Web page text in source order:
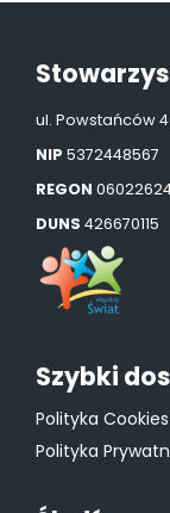
ul. Powstańców
NIP 5372448567
REGON
DUNS 426670115
Szybki
Polityka Cookies
Polityka